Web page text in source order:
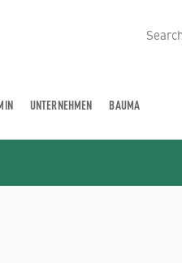
UNTERNEHMEN BAUMA